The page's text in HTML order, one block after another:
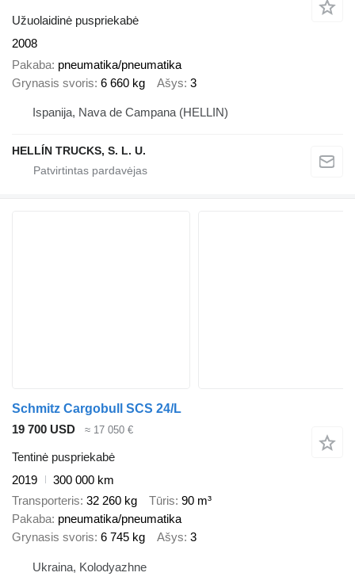
Užuolaidinė puspriekabė
2008
Pakaba pneumatika/pneumatika
Grynasis svoris 6 660 kg Ašys 3
Ispanija, Nava de Campana (HELLIN)
HELLÍN TRUCKS, S. L. U.
Schmitz Cargobull SCS 24/L
19 700 USD
≈ 17 050 €
Tentinė puspriekabė
2019
300 000 km
Transporteris 32 260 kg Tūris 90 m³
Pakaba pneumatika/pneumatika
Grynasis svoris 6 745 kg Ašys 3
Ukraina, Kolodyazhne